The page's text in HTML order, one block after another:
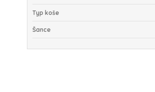
Typ koše
Šance